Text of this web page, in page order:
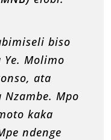
biso
Molimo
ata
Mpo
kaka
ndenge